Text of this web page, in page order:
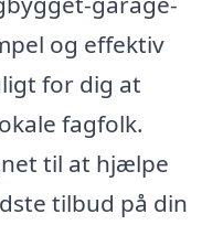
og effektiv
for dig at
fagfolk.
til at hjælpe
tilbud på din